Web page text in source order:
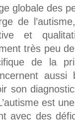
globale des
de
et
très peu
de la
son
est
avec des